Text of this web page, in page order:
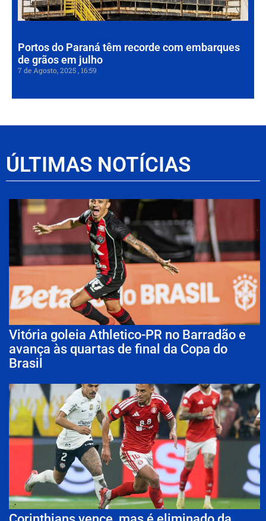
Portos do Paraná têm recorde com embarques
de grãos em julho
7 de Agosto, 2025 16:59
ÚLTIMAS NOTÍCIAS
Vitória goleia Athletico-PR no Barradão e
avança às quartas de final da Copa do
Brasil